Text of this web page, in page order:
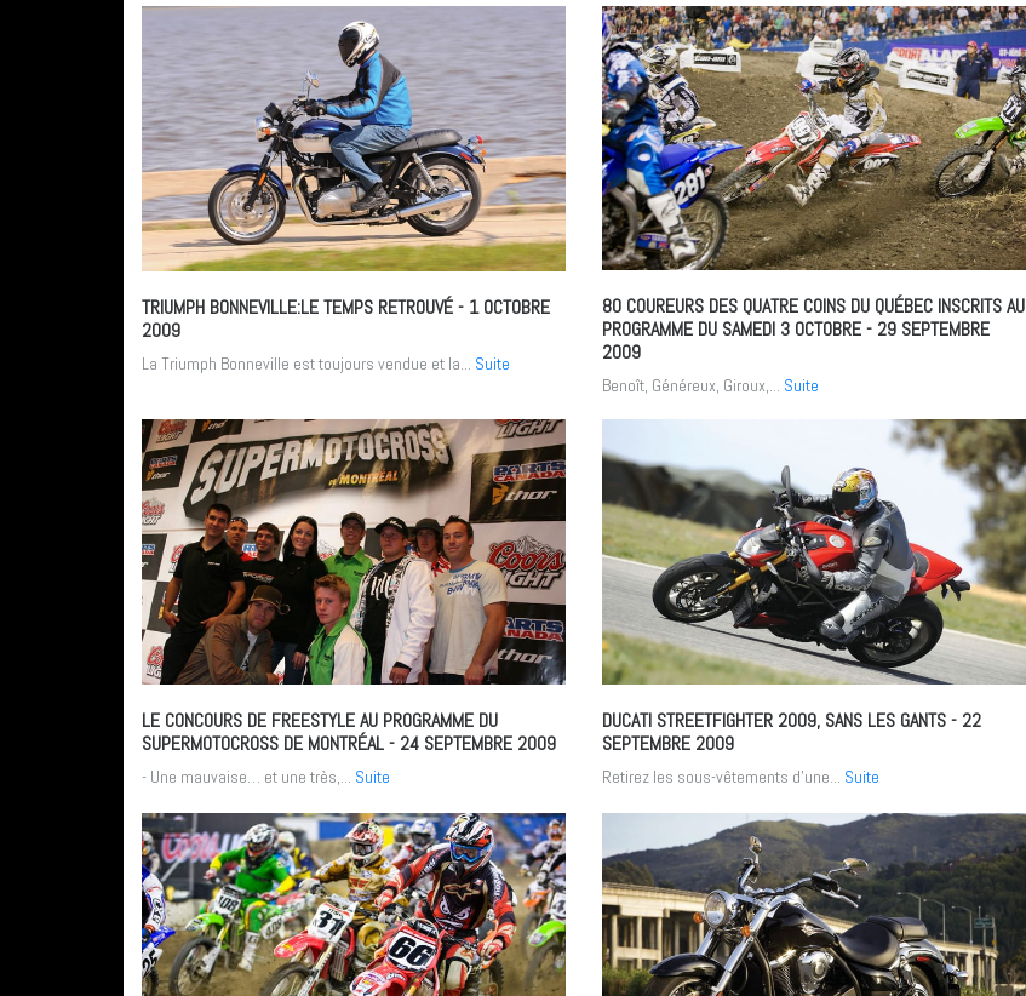
TRIUMPH BONNEVILLE:LE TEMPS RETROUVÉ- 1 OCTOBRE
2009
La Triumph Bonneville est toujours vendue et la... Suite
80 COUREURS DES QUATRE COINS DU QUÉBEC INSCRITS AU
PROGRAMME DU SAMEDI 3 OCTOBRE- 29 SEPTEMBRE
2009
Benoît, Généreux, Giroux,... Suite
LE CONCOURS DE FREESTYLE AU PROGRAMME DU
SUPERMOTOCROSS DE MONTRÉAL- 24 SEPTEMBRE 2009
- Une mauvaise… et une très,... Suite
DUCATI STREETFIGHTER 2009, SANS LES GANTS- 22
SEPTEMBRE 2009
Retirez les sous-vêtements d’une... Suite